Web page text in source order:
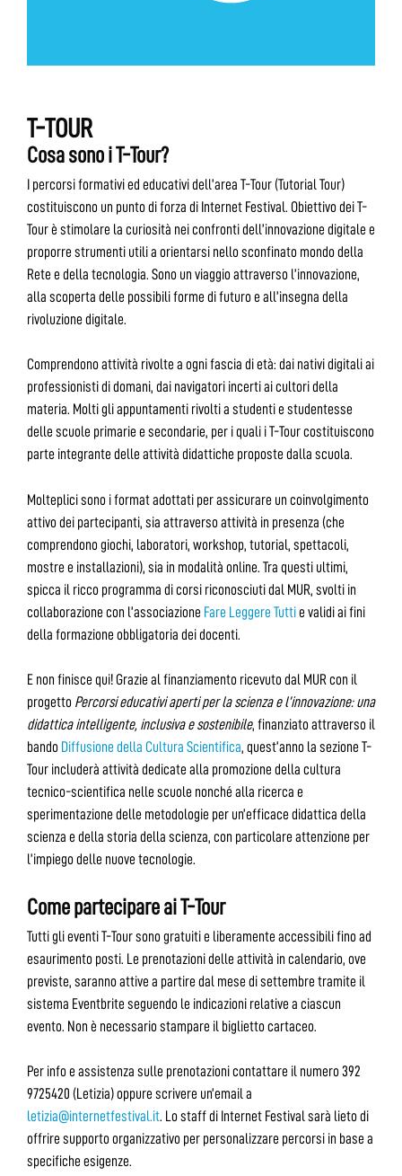
T-TOUR
Cosa sono i T-Tour?
I percorsi formativi ed educativi dell’area T-Tour (Tutorial Tour)
costituiscono un punto di forza di Internet Festival. Obiettivo dei T-
Tour è stimolare la curiosità nei confronti dell’innovazione digitale e
proporre strumenti utili a orientarsi nello sconfinato mondo della
Rete e della tecnologia. Sono un viaggio attraverso l’innovazione,
alla scoperta delle possibili forme di futuro e all’insegna della
rivoluzione digitale.
Comprendono attività rivolte a ogni fascia di età: dai nativi digitali ai
professionisti di domani, dai navigatori incerti ai cultori della
materia. Molti gli appuntamenti rivolti a studenti e studentesse
delle scuole primarie e secondarie, per i quali i T-Tour costituiscono
parte integrante delle attività didattiche proposte dalla scuola.
Molteplici sono i format adottati per assicurare un coinvolgimento
attivo dei partecipanti, sia attraverso attività in presenza (che
comprendono giochi, laboratori, workshop, tutorial, spettacoli,
mostre e installazioni), sia in modalità online. Tra questi ultimi,
spicca il ricco programma di corsi riconosciuti dal MUR, svolti in
collaborazione con l’associazione Fare Leggere Tuttie validi ai fini
della formazione obbligatoria dei docenti.
E non finisce qui! Grazie al finanziamento ricevuto dal MUR con il
progetto Percorsi educativi aperti per la scienza e l’innovazione: una
didattica intelligente, inclusiva e sostenibile, finanziato attraverso il
bando Diffusione della Cultura Scientifica, quest’anno la sezione T-
Tour includerà attività dedicate alla promozione della cultura
tecnico-scientifica nelle scuole nonché alla ricerca e
sperimentazione delle metodologie per un’efficace didattica della
scienza e della storia della scienza, con particolare attenzione per
l’impiego delle nuove tecnologie.
Come partecipare ai T-Tour
Tutti gli eventi T-Tour sono gratuiti e liberamente accessibili fino ad
esaurimento posti. Le prenotazioni delle attività in calendario, ove
previste, saranno attive a partire dal mese di settembre tramite il
sistema Eventbrite seguendo le indicazioni relative a ciascun
evento. Non è necessario stampare il biglietto cartaceo.
Per info e assistenza sulle prenotazioni contattare il numero 392
9725420 (Letizia) oppure scrivere un’email a
letizia@internetfestival.it. Lo staff di Internet Festival sarà lieto di
offrire supporto organizzativo per personalizzare percorsi in base a
specifiche esigenze.